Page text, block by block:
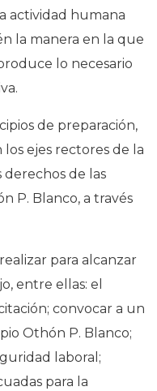
actividad humana
la manera en la que
lo necesario
de preparación,
los ejes rectores de la
de las
P. Blanco, a través
para alcanzar
entre ellas: el
convocar a un
Othón P. Blanco;
laboral;
para la